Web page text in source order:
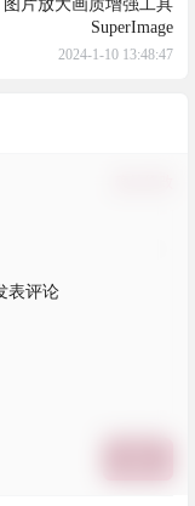
图片放大画质增强工具
SuperImage
2024-1-10 13:48:47
表评论